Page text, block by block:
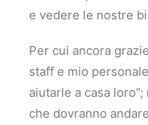
e vedere le nostre
Per cui ancora
staff e mio
aiutarle a casa
che dovranno